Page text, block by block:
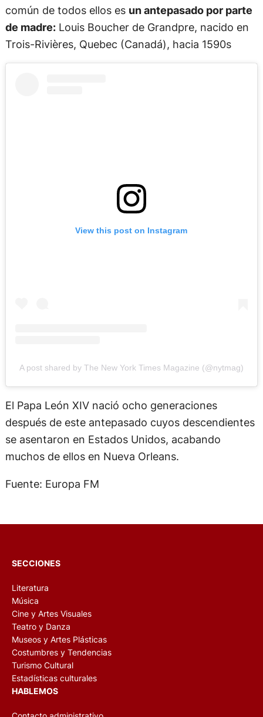
común de todos ellos es un antepasado por parte
de madre:Louis Boucher de Grandpre, nacido en
Trois-Rivières, Quebec (Canadá), hacia 1590s
View this post on Instagram
A post shared by The New York Times Magazine (@nytmag)
El Papa León XIV nació ocho generaciones
después de este antepasado cuyos descendientes
se asentaron en Estados Unidos, acabando
muchos de ellos en Nueva Orleans.
Fuente: Europa FM
SECCIONES
Literatura
Música
Cine y Artes Visuales
Teatro y Danza
Museos y Artes Plásticas
Costumbres y Tendencias
Turismo Cultural
Estadísticas culturales
HABLEMOS